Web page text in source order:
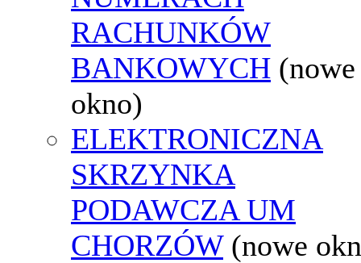
RACHUNKÓW
BANKOWYCH (nowe
okno)
ELEKTRONICZNA
SKRZYNKA
PODAWCZA UM
CHORZÓW (nowe